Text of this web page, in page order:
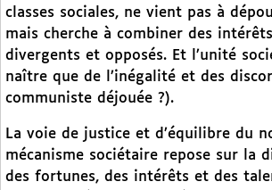
classes sociales, ne vient pas à
mais cherche à combiner des
divergents et opposés. Et l’unité
naître que de l’inégalité et des
communiste déjouée ?).
La voie de justice et d’équilibre du
mécanisme sociétaire repose sur la
des fortunes, des intérêts et des